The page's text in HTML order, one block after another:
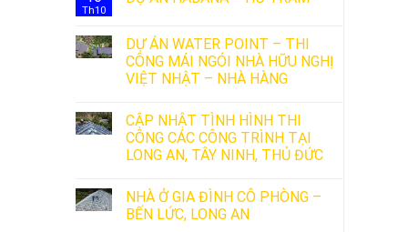
Th10
DỰ ÁN WATER POINT – THI
CÔNG MÁI NGÓI NHÀ HỮU NGHỊ
VIỆT NHẬT – NHÀ HÀNG
CẬP NHẬT TÌNH HÌNH THI
CÔNG CÁC CÔNG TRÌNH TẠI
LONG AN, TÂY NINH, THỦ ĐỨC
NHÀ Ở GIA ĐÌNH CÔ PHÒNG –
BẾN LỨC, LONG AN